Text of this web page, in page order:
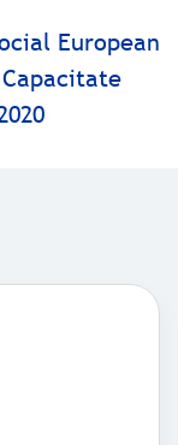
European